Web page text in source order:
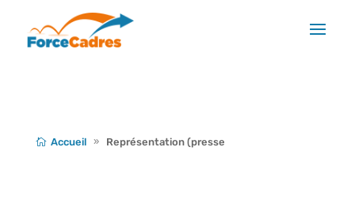
Accueil Représentation (presse